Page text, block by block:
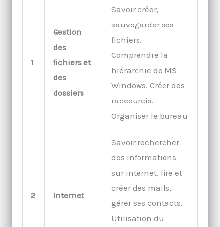
1
Gestion
des
fichiers et
des
dossiers
Savoir créer,
sauvegarder ses
fichiers.
Comprendre la
hiérarchie de MS
Windows. Créer des
raccourcis.
Organiser le bureau
2 Internet
Savoir rechercher
des informations
sur internet, lire et
créer des mails,
gérer ses contacts.
Utilisation du